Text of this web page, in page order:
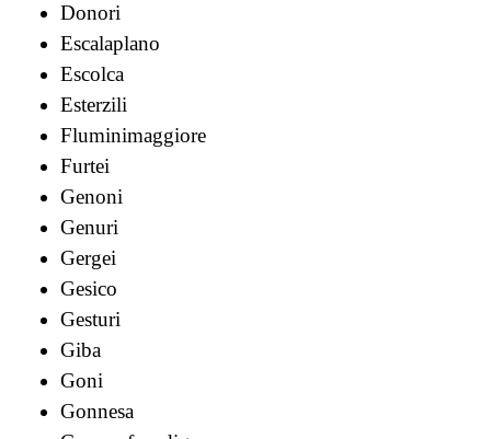
Donori
Escalaplano
Escolca
Esterzili
Fluminimaggiore
Furtei
Genoni
Genuri
Gergei
Gesico
Gesturi
Giba
Goni
Gonnesa